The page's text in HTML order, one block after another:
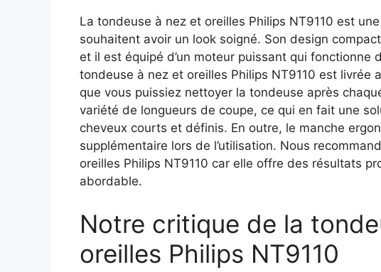
La tondeuse à nez et oreilles Philips NT9110 est
souhaitent avoir un look soigné. Son design
et il est équipé d’un moteur puissant qui fonctionne
tondeuse à nez et oreilles Philips NT9110 est livrée
que vous puissiez nettoyer la tondeuse après
variété de longueurs de coupe, ce qui en fait une
cheveux courts et définis. En outre, le manche
supplémentaire lors de l’utilisation. Nous
oreilles Philips NT9110 car elle offre des résultats
abordable.
Notre critique de la
oreilles Philips NT9110